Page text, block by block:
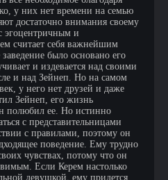
у них нет времени на семью
достаточно внимания своему
эгоцентричным и
считает себя важнейшим
было основано его
и издевается над своими
и над Зейнеп. Но на самом
у него нет друзей и даже
Зейнеп, его жизнь
полюбил ее. Но истинно
с представительницами
с правилами, поэтому он
поведение. Ему трудно
чувствах, потому что он
Если Керем настолько
девушкой, ему придется